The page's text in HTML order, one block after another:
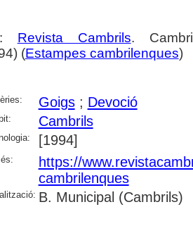
Revista Cambrils.
(Estampes cambrilenques)
Goigs; Devoció
Cambrils
[1994]
https://
cambrilenques
B. Municipal (Cambrils)